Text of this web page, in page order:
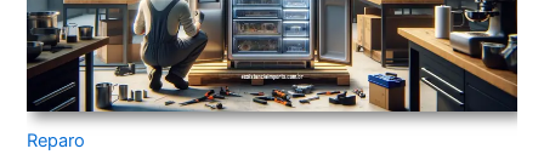
Reparo